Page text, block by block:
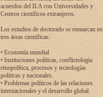
acuerdos del ILA con Universidades y
Centros científicos extranjeros.
Los estudios de doctorado se enmarcan en
tres áreas científicas:
• Economía mundial
• Instituciones políticas, conflictología
etnopolítica, procesos y tecnologías
políticas y nacionales.
• Problemas políticos de las relaciones
internacionales y el desarrollo global